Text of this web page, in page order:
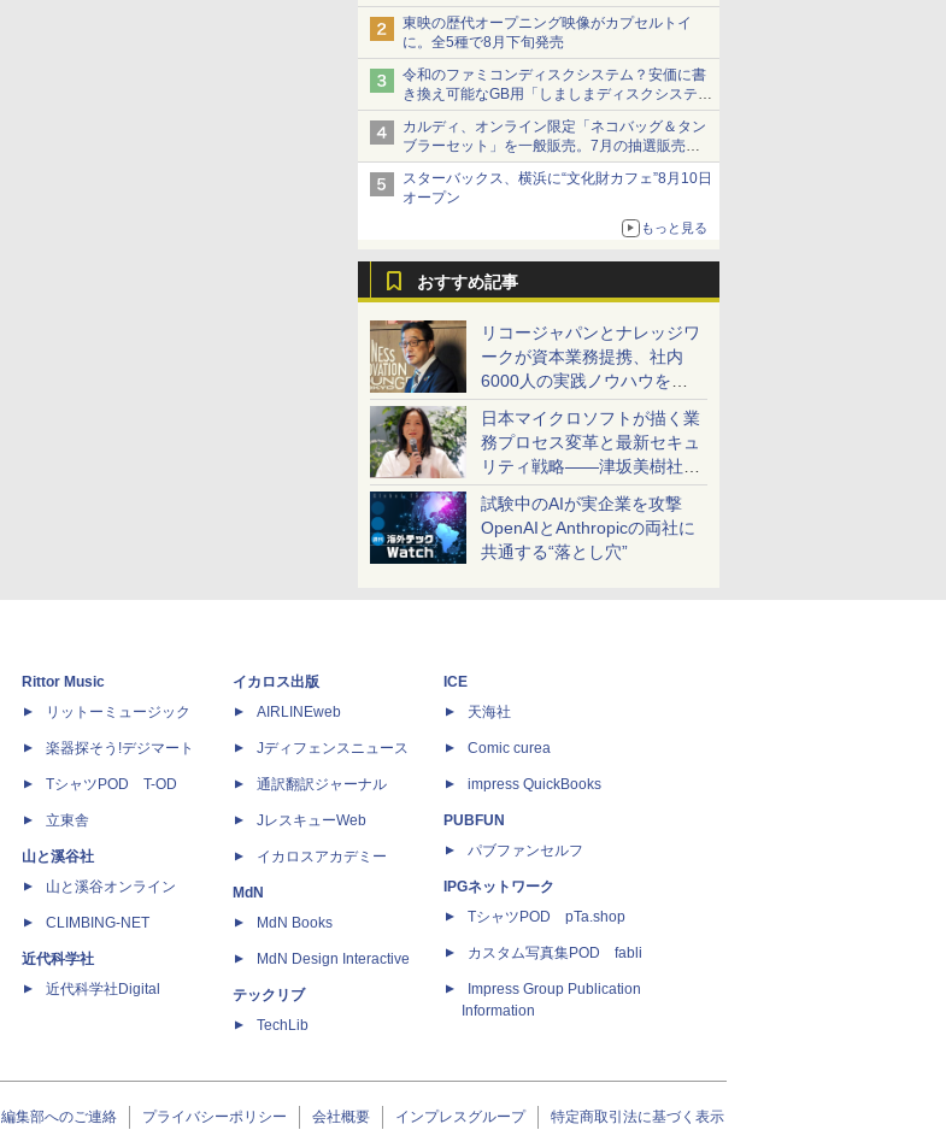
ショーツは1990円に
東映の歴代オープニング映像がカプセルトイ
に。全5種で8月下旬発売
令和のファミコンディスクシステム？安価に書
き換え可能なGB用「しましまディスクシステ
ム」
カルディ、オンライン限定「ネコバッグ＆タン
ブラーセット」を一般販売。7月の抽選販売の
当選無効分
スターバックス、横浜に“文化財カフェ”8月10日
オープン
もっと見る
おすすめ記事
リコージャパンとナレッジワ
ークが資本業務提携、社内
6000人の実践ノウハウを生
かした「AI商談記録 for
RICOH」を展開へ
日本マイクロソフトが描く業
務プロセス変革と最新セキュ
リティ戦略――津坂美樹社長
が2027年度戦略を説明
試験中のAIが実企業を攻撃
OpenAIとAnthropicの両社に
共通する“落とし穴”
Rittor Music
リットーミュージック
楽器探そう!デジマート
TシャツPOD T-OD
立東舎
山と溪谷社
山と溪谷オンライン
CLIMBING-NET
近代科学社
近代科学社Digital
イカロス出版
AIRLINEweb
Jディフェンスニュース
通訳翻訳ジャーナル
JレスキューWeb
イカロスアカデミー
MdN
MdN Books
MdN Design Interactive
テックリブ
TechLib
ICE
天海社
Comic curea
impress QuickBooks
PUBFUN
パブファンセルフ
IPGネットワーク
TシャツPOD pTa.shop
カスタム写真集POD fabli
Impress Group Publication
Information
編集部へのご連絡 プライバシーポリシー 会社概要 インプレスグループ 特定商取引法に基づく表示